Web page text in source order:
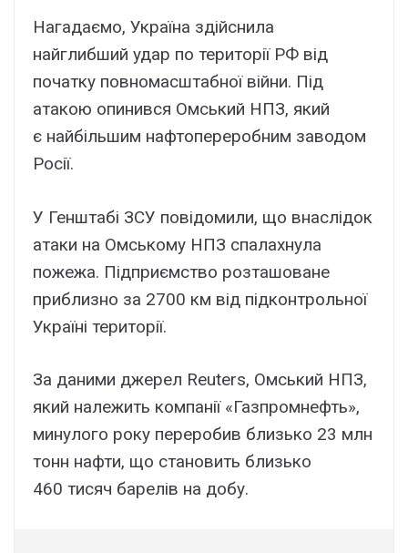
Нагадаємо, Україна здійснила
найглибший удар по території РФ від
початку повномасштабної війни. Під
атакою опинився Омський НПЗ, який
є найбільшим нафтопереробним заводом
Росії.
У Генштабі ЗСУ повідомили, що внаслідок
атаки на Омському НПЗ спалахнула
пожежа. Підприємство розташоване
приблизно за 2700 км від підконтрольної
Україні території.
За даними джерел Reuters, Омський НПЗ,
який належить компанії «Газпромнефть»,
минулого року переробив близько 23 млн
тонн нафти, що становить близько
460 тисяч барелів на добу.